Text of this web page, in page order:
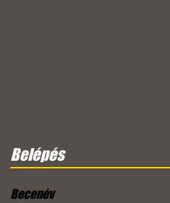
Belépés
Becenév